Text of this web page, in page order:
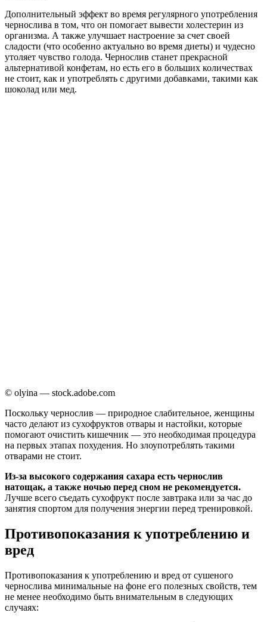
Дополнительный эффект во время регулярного употребления
чернослива в том, что он помогает вывести холестерин из
организма. А также улучшает настроение за счет своей
сладости (что особенно актуально во время диеты) и чудесно
утоляет чувство голода. Чернослив станет прекрасной
альтернативой конфетам, но есть его в больших количествах
не стоит, как и употреблять с другими добавками, такими как
шоколад или мед.
© olyina — stock.adobe.com
Поскольку чернослив — природное слабительное, женщины
часто делают из сухофруктов отвары и настойки, которые
помогают очистить кишечник — это необходимая процедура
на первых этапах похудения. Но злоупотреблять такими
отварами не стоит.
Из-за высокого содержания сахара есть чернослив
натощак, а также ночью перед сном не рекомендуется.
Лучше всего съедать сухофрукт после завтрака или за час до
занятия спортом для получения энергии перед тренировкой.
Противопоказания к употреблению и
вред
Противопоказания к употреблению и вред от сушеного
чернослива минимальные на фоне его полезных свойств, тем
не менее необходимо быть внимательным в следующих
случаях: